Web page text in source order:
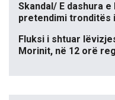
Skandal/ E dashura e
pretendimi tronditës
Fluksi i shtuar
Morinit, në 12 orë